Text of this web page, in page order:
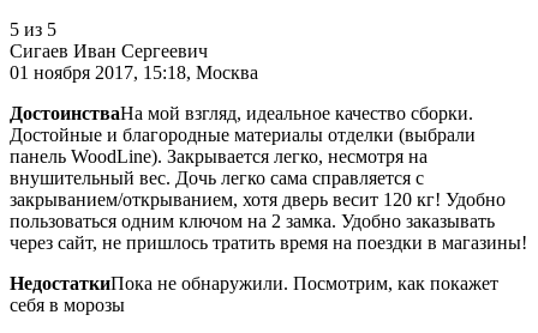
5 из 5
Сигаев Иван Сергеевич
01 ноября 2017, 15:18, Москва
ДостоинстваНа мой взгляд, идеальное качество сборки.
Достойные и благородные материалы отделки (выбрали
панель WoodLine). Закрывается легко, несмотря на
внушительный вес. Дочь легко сама справляется с
закрыванием/открыванием, хотя дверь весит 120 кг! Удобно
пользоваться одним ключом на 2 замка. Удобно заказывать
через сайт, не пришлось тратить время на поездки в магазины!
НедостаткиПока не обнаружили. Посмотрим, как покажет
себя в морозы